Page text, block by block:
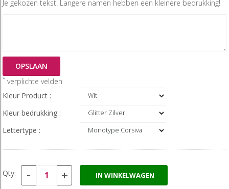
Je gekozen tekst. Langere namen hebben een kleinere bedrukking!
OPSLAAN
* verplichte velden
Kleur Product :
Kleur bedrukking :
Lettertype :
Qty: - + IN WINKELWAGEN